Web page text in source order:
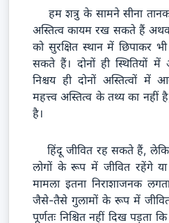
हम शत्रु के सामने सीना
अस्तित्व कायम रख सकते हैं
को सुरक्षित स्थान में छिपाकर
सकते हैं। दोनों ही स्थितियों में
निश्चय ही दोनों अस्तित्वों में
महत्त्व अस्तित्व के तथ्य का नहीं
है।
हिंदू जीवित रह सकते हैं,
लोगों के रूप में जीवित रहेंगे
मामला इतना निराशाजनक
जैसे-तैसे गुलामों के रूप में
पूर्णतः निश्चित नहीं दिख